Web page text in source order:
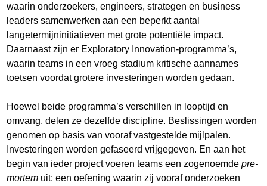
waarin onderzoekers, engineers, strategen en business
leaders samenwerken aan een beperkt aantal
langetermijninitiatieven met grote potentiële impact.
Daarnaast zijn er Exploratory Innovation-programma’s,
waarin teams in een vroeg stadium kritische aannames
toetsen voordat grotere investeringen worden gedaan.
Hoewel beide programma’s verschillen in looptijd en
omvang, delen ze dezelfde discipline. Beslissingen worden
genomen op basis van vooraf vastgestelde mijlpalen.
Investeringen worden gefaseerd vrijgegeven. En aan het
begin van ieder project voeren teams een zogenoemdepre-
mortem uit: een oefening waarin zij vooraf onderzoeken